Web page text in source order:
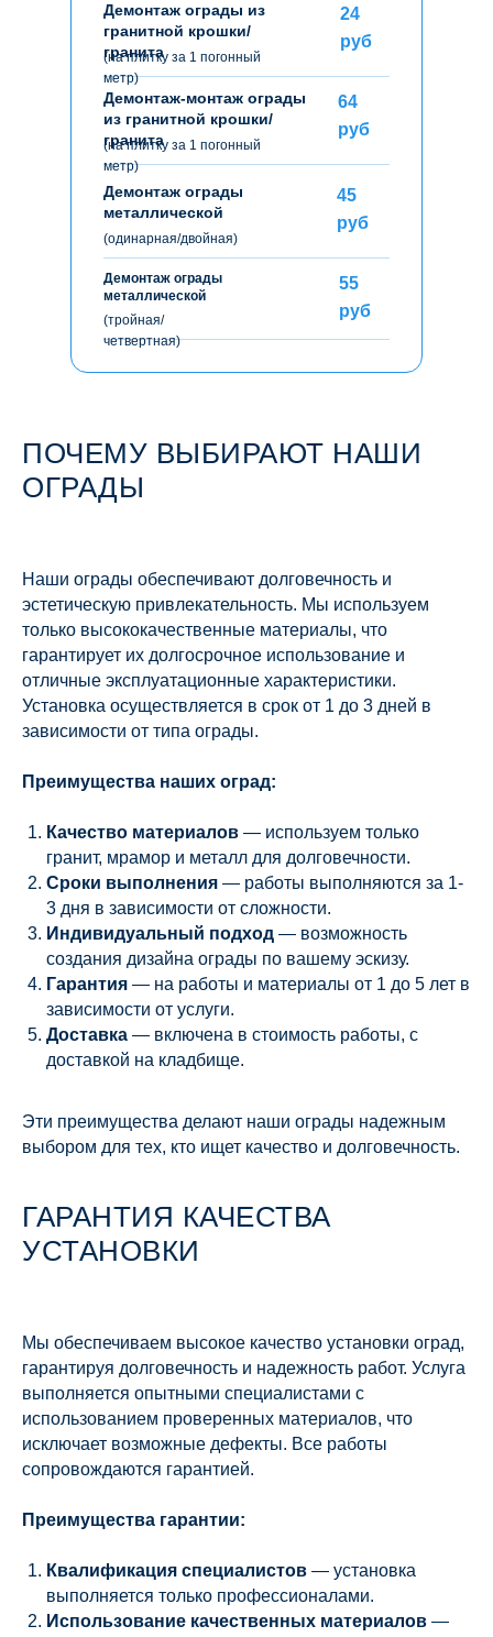
Демонтаж ограды
металлической
55
руб
(тройная/
четвертная)
Демонтаж ограды
металлической
45
руб
(одинарная/двойная)
Демонтаж ограды из
гранитной крошки/
гранита
24
руб
(на плитку за 1 погонный
метр)
Демонтаж-монтаж ограды
из гранитной крошки/
гранита
64
руб
(на плитку за 1 погонный
метр)
ПОЧЕМУ ВЫБИРАЮТ НАШИ
ОГРАДЫ
Наши ограды обеспечивают долговечность и
эстетическую привлекательность. Мы используем
только высококачественные материалы, что
гарантирует их долгосрочное использование и
отличные эксплуатационные характеристики.
Установка осуществляется в срок от 1 до 3 дней в
зависимости от типа ограды.
Преимущества наших оград:
Качество материалов — используем только
гранит, мрамор и металл для долговечности.
Сроки выполнения — работы выполняются за 1-
3 дня в зависимости от сложности.
Индивидуальный подход — возможность
создания дизайна ограды по вашему эскизу.
Гарантия — на работы и материалы от 1 до 5 лет в
зависимости от услуги.
Доставка — включена в стоимость работы, с
доставкой на кладбище.
Эти преимущества делают наши ограды надежным
выбором для тех, кто ищет качество и долговечность.
ГАРАНТИЯ КАЧЕСТВА
УСТАНОВКИ
Мы обеспечиваем высокое качество установки оград,
гарантируя долговечность и надежность работ. Услуга
выполняется опытными специалистами с
использованием проверенных материалов, что
исключает возможные дефекты. Все работы
сопровождаются гарантией.
Преимущества гарантии:
Квалификация специалистов — установка
выполняется только профессионалами.
Использование качественных материалов —